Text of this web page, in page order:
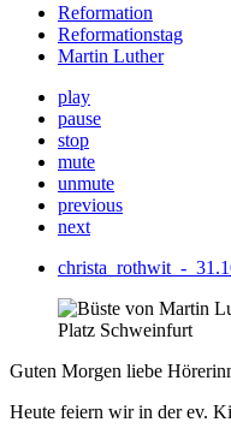
Reformation
Reformationstag
Martin Luther
play
pause
stop
mute
unmute
previous
next
christa_rothwit_-
Guten Morgen liebe
Heute feiern wir in der ev.